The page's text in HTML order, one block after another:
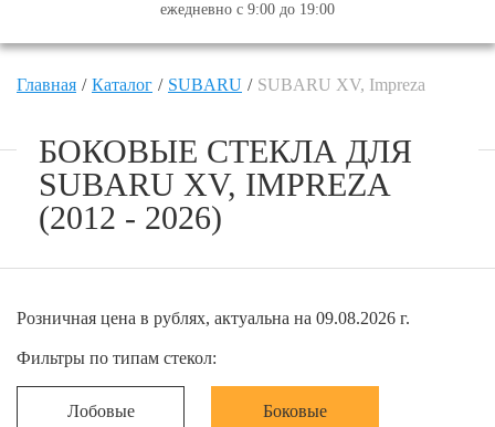
ежедневно с 9:00 до 19:00
Главная Каталог SUBARU SUBARU XV, Impreza
БОКОВЫЕ СТЕКЛА ДЛЯ
SUBARU XV, IMPREZA
(2012 - 2026)
Розничная цена в рублях, актуальна на 09.08.2026 г.
Фильтры по типам стекол:
Лобовые Боковые